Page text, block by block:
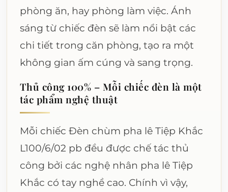
phòng ăn, hay phòng làm việc. Ánh
sáng từ chiếc đèn sẽ làm nổi bật các
chi tiết trong căn phòng, tạo ra một
không gian ấm cúng và sang trọng.
Thủ công 100% – Mỗi chiếc đèn là một
tác phẩm nghệ thuật
Mỗi chiếc Đèn chùm pha lê Tiệp Khắc
L100/6/02 pb đều được chế tác thủ
công bởi các nghệ nhân pha lê Tiệp
Khắc có tay nghề cao. Chính vì vậy,